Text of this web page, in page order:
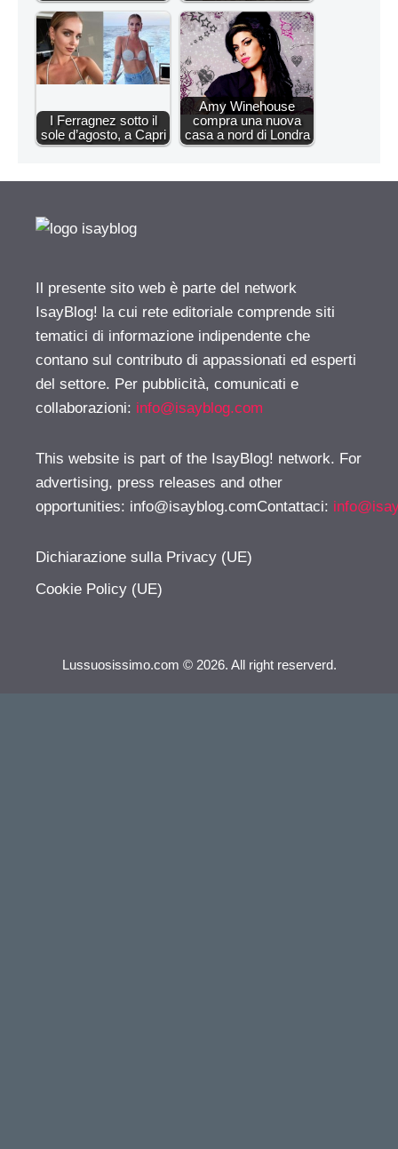
I Ferragnez sotto il
sole d’agosto, a Capri
Amy Winehouse
compra una nuova
casa a nord di Londra
Il presente sito web è parte del network
IsayBlog! la cui rete editoriale comprende siti
tematici di informazione indipendente che
contano sul contributo di appassionati ed esperti
del settore. Per pubblicità, comunicati e
collaborazioni: info@isayblog.com
This website is part of the IsayBlog! network. For
advertising, press releases and other
opportunities: info@isayblog.comContattaci:
Dichiarazione sulla Privacy (UE)
Cookie Policy (UE)
Lussuosissimo.com © 2026. All right reserverd.